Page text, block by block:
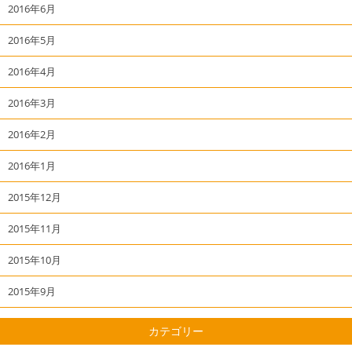
2016年6月
2016年5月
2016年4月
2016年3月
2016年2月
2016年1月
2015年12月
2015年11月
2015年10月
2015年9月
カテゴリー